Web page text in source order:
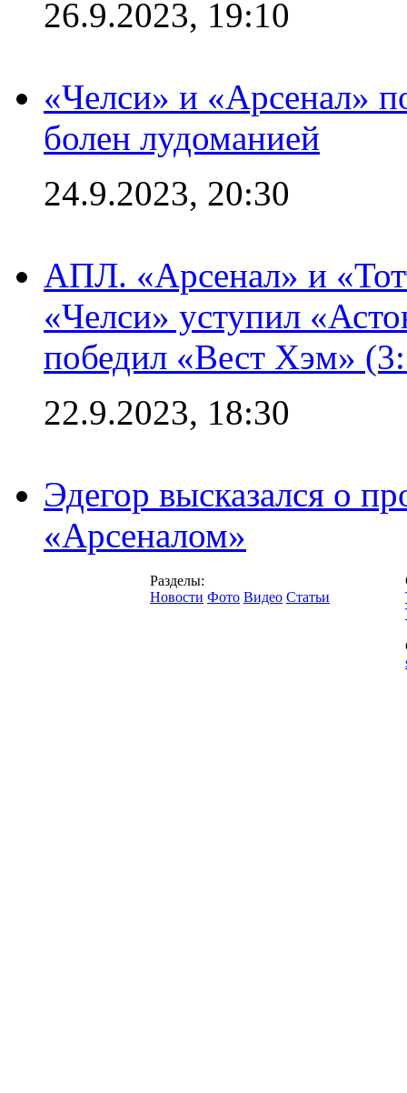
26.9.2023, 19:10
«Челси» и «Арсенал»
болен лудоманией
24.9.2023, 20:30
АПЛ. «Арсенал» и
«Челси» уступил
победил «Вест Хэм»
22.9.2023, 18:30
Эдегор высказался о
«Арсеналом»
Разделы:
Новости Фото Видео Статьи